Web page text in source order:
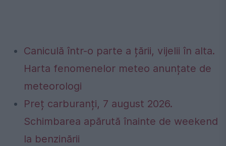
Caniculă într-o parte a țării, vijelii în alta.
Harta fenomenelor meteo anunțate de
meteorologi
Preț carburanți, 7 august 2026.
Schimbarea apărută înainte de weekend
la benzinării